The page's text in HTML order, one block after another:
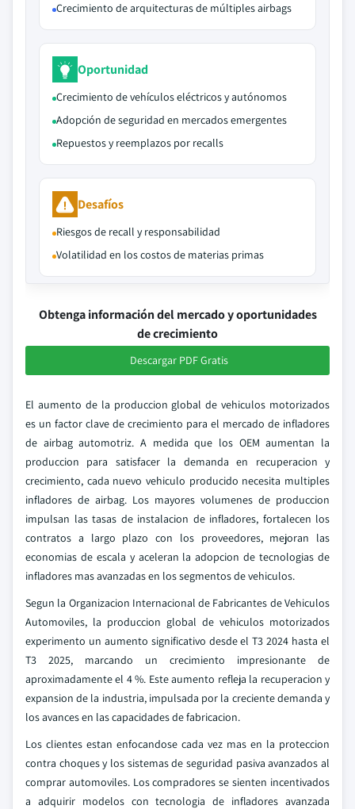
Crecimiento de arquitecturas de múltiples airbags
Oportunidad
Crecimiento de vehículos eléctricos y autónomos
Adopción de seguridad en mercados emergentes
Repuestos y reemplazos por recalls
Desafíos
Riesgos de recall y responsabilidad
Volatilidad en los costos de materias primas
Obtenga información del mercado y oportunidades
de crecimiento
Descargar PDF Gratis
El aumento de la produccion global de vehiculos motorizados
es un factor clave de crecimiento para el mercado de infladores
de airbag automotriz. A medida que los OEM aumentan la
produccion para satisfacer la demanda en recuperacion y
crecimiento, cada nuevo vehiculo producido necesita multiples
infladores de airbag. Los mayores volumenes de produccion
impulsan las tasas de instalacion de infladores, fortalecen los
contratos a largo plazo con los proveedores, mejoran las
economias de escala y aceleran la adopcion de tecnologias de
infladores mas avanzadas en los segmentos de vehiculos.
Segun la Organizacion Internacional de Fabricantes de Vehiculos
Automoviles, la produccion global de vehiculos motorizados
experimento un aumento significativo desde el T3 2024 hasta el
T3 2025, marcando un crecimiento impresionante de
aproximadamente el 4 %. Este aumento refleja la recuperacion y
expansion de la industria, impulsada por la creciente demanda y
los avances en las capacidades de fabricacion.
Los clientes estan enfocandose cada vez mas en la proteccion
contra choques y los sistemas de seguridad pasiva avanzados al
comprar automoviles. Los compradores se sienten incentivados
a adquirir modelos con tecnologia de infladores avanzada